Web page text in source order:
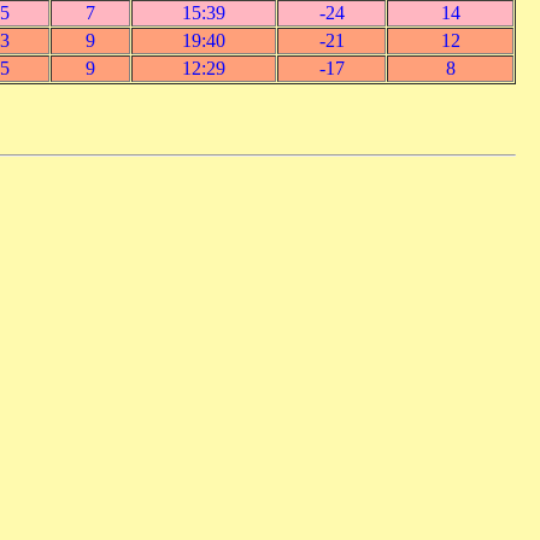
5 7 15:39 -24
14
3 9 19:40 -21
12
5 9 12:29 -17 8